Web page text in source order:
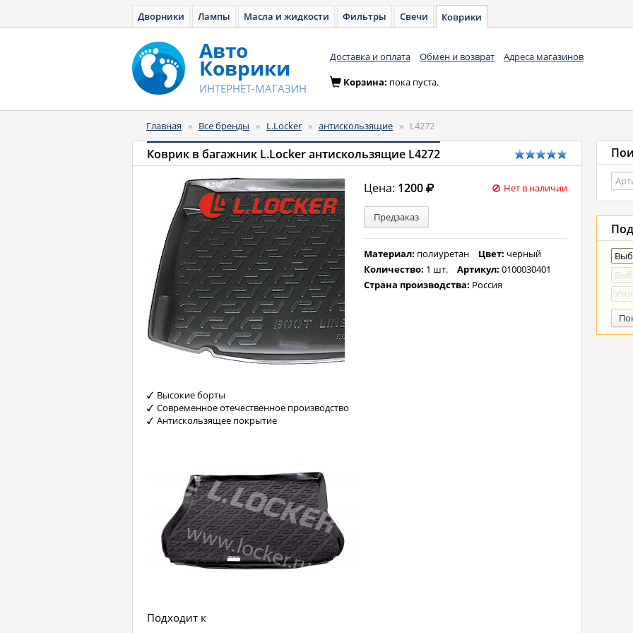
Дворники Лампы Масла и жидкости Фильтры Свечи Коврики
Авто
Коврики
ИНТЕРНЕТ-МАГАЗИН
Доставка и оплата Обмен и возврат Адреса магазинов
Корзина: пока пуста.
Главная » Все бренды » L.Locker » антискользящие » L4272
Коврик в багажник L.Locker антискользящие L4272
Цена: 1200 Нет в наличии
Предзаказ
Материал: полиуретан Цвет: черный
Количество: 1 шт. Артикул:0100030401
Страна производства: Россия
Высокие борты
Современное отечественное производство
Антискользящее покрытие
Подходит к